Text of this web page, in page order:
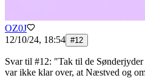
OZ0J
12/10/24, 18:54 #12
Svar til #12: "Tak til de
var ikke klar over, at Næstved og